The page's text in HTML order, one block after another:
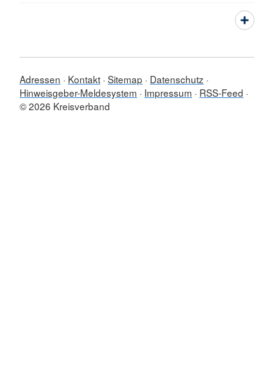
Adressen Kontakt Sitemap
Datenschutz
Hinweisgeber-Meldesystem
Impressum
RSS-Feed
© 2026 Kreisverband